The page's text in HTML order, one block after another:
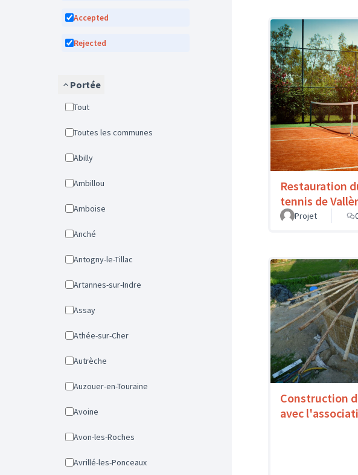
Accepted
Rejected
Portée
Tout
Toutes les communes
Abilly
Ambillou
Amboise
Anché
Antogny-le-Tillac
Artannes-sur-Indre
Assay
Athée-sur-Cher
Autrèche
Auzouer-en-Touraine
Avoine
Avon-les-Roches
Avrillé-les-Ponceaux
Restauration
tennis de
Projet
Construction
avec